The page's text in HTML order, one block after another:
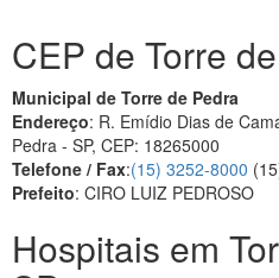
CEP de Torre
Municipal de Torre de Pedra
Endereço: R. Emídio Dias de
Pedra - SP, CEP: 18265000
Telefone / Fax:(15) 3252-8000
Prefeito: CIRO LUIZ PEDROSO
Hospitais em